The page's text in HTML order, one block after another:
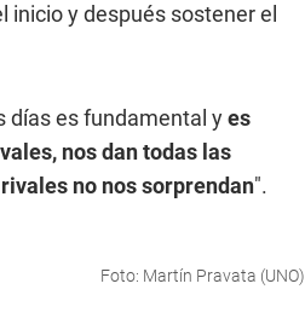
y después sostener el
días es fundamental yes
nos dan todas las
no nos sorprendan".
Foto: Martín Pravata (UNO)